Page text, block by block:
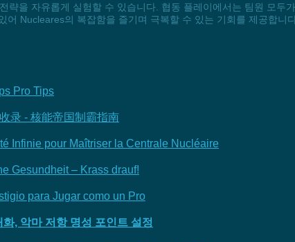
략을 자유롭게 실험할 수 있습니다. 협동 플레이에서는 팀원 모두
Nucleares의 복잡함을 즐기며 극복할 수 있는 기회를 제공합니
Pro Tips
录 - 核能帝国制霸指南
Infinie pour Maîtriser la Centrale Nucléaire
Gesundheit – Krass drauf!
para Jugar como un Pro
, 악마 저항 명성 포인트 설정